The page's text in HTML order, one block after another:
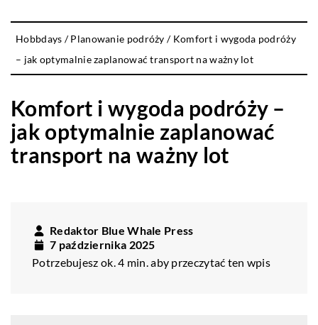
Hobbdays /Planowanie podróży / Komfort i wygoda podróży
– jak optymalnie zaplanować transport na ważny lot
Komfort i wygoda podróży –
jak optymalnie zaplanować
transport na ważny lot
Redaktor Blue Whale Press
7 października 2025
Potrzebujesz ok. 4 min. aby przeczytać ten wpis